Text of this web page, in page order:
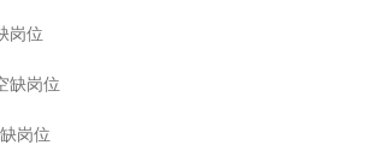
岗位
缺岗位
岗位